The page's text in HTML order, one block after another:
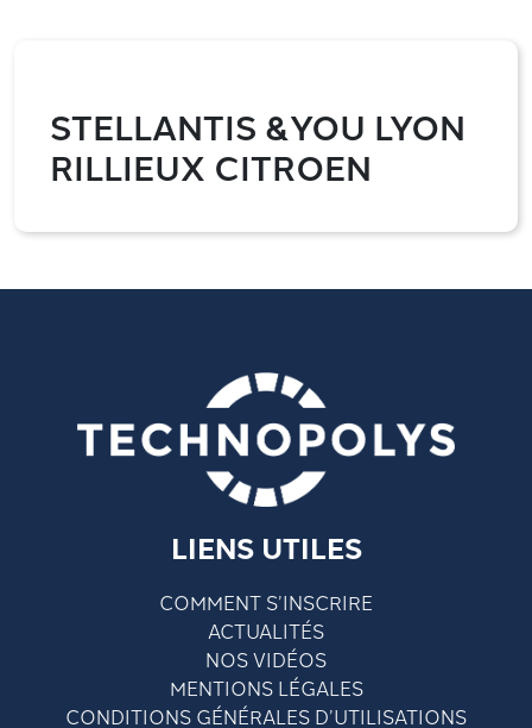
STELLANTIS &YOU LYON
RILLIEUX CITROEN
LIENS UTILES
COMMENT S’INSCRIRE
ACTUALITÉS
NOS VIDÉOS
MENTIONS LÉGALES
CONDITIONS GÉNÉRALES D’UTILISATIONS